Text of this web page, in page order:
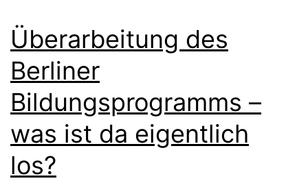
Überarbeitung des
Berliner
Bildungsprogramms –
was ist da eigentlich
los?